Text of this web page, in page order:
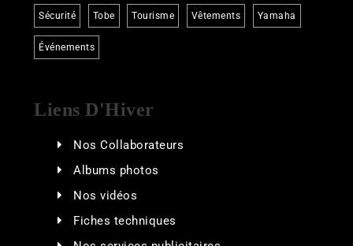
Sécurité Tobe Tourisme Vêtements Yamaha
Événements
Liens D'Hiver
Nos Collaborateurs
Albums photos
Nos vidéos
Fiches techniques